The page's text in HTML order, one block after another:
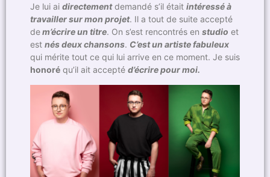
Je lui ai directementdemandé s’il était intéressé à
travailler sur mon projet. Il a tout de suite accepté
dem’écrire un titre. On s’est rencontrés en studio et
est nés deux chansons. C’est un artiste fabuleux
qui mérite tout ce qui lui arrive en ce moment. Je suis
honoré qu’il ait accepté d’écrire pour moi.